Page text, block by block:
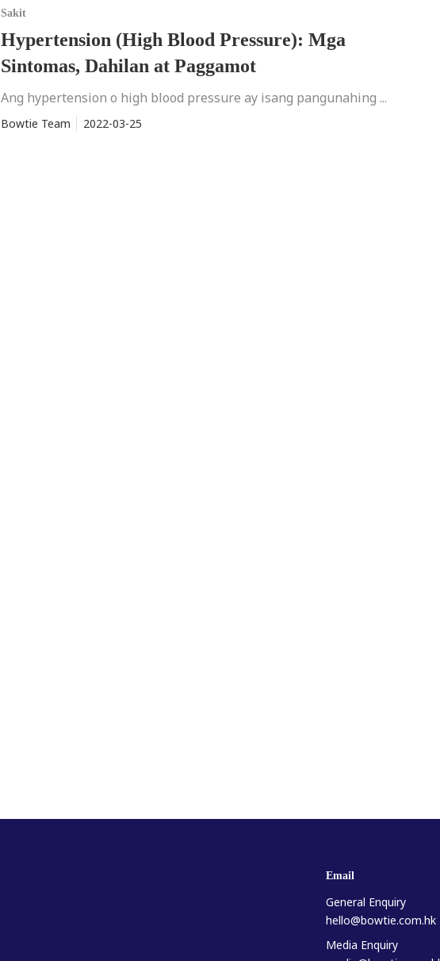
Sakit
Hypertension (High Blood Pressure): Mga
Sintomas, Dahilan at Paggamot
Ang hypertension o high blood pressure ay isang pangunahing ...
Bowtie Team 2022-03-25
Email
General Enquiry
hello@bowtie.com.hk
Media Enquiry